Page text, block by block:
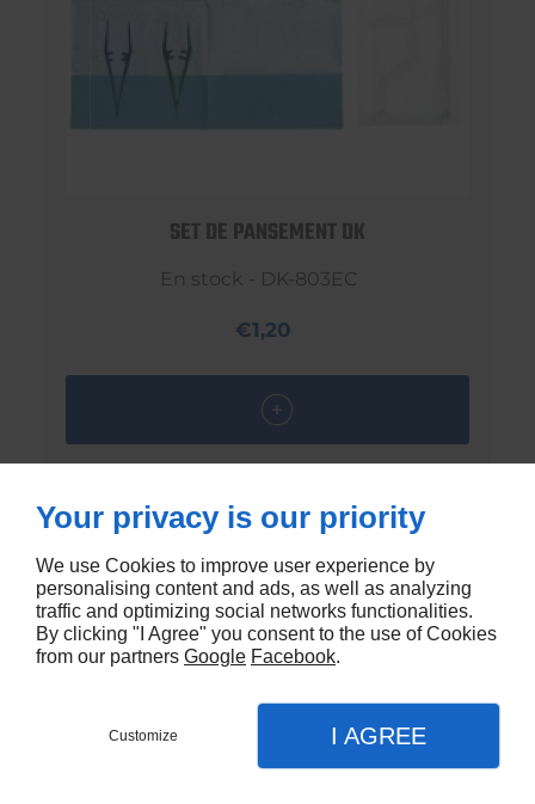
SET DE PANSEMENT DK
En stock - DK-803EC
€1,20
Your privacy is our priority
We use Cookies to improve user experience by
personalising content and ads, as well as analyzing
traffic and optimizing social networks functionalities.
By clicking "I Agree" you consent to the use of Cookies
from our partners Google Facebook.
Customize I AGREE